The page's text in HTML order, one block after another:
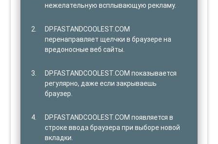
нежелательную всплывающую рекламу.
DP.FASTANDCOOLEST.COM
перенаправляет щелчки в браузере на
вредоносные веб сайты.
DP.FASTANDCOOLEST.COM показывается
регулярно, даже если закрываешь
браузер.
DP.FASTANDCOOLEST.COM появляется в
строке ввода браузера при выборе новой
вкладки.